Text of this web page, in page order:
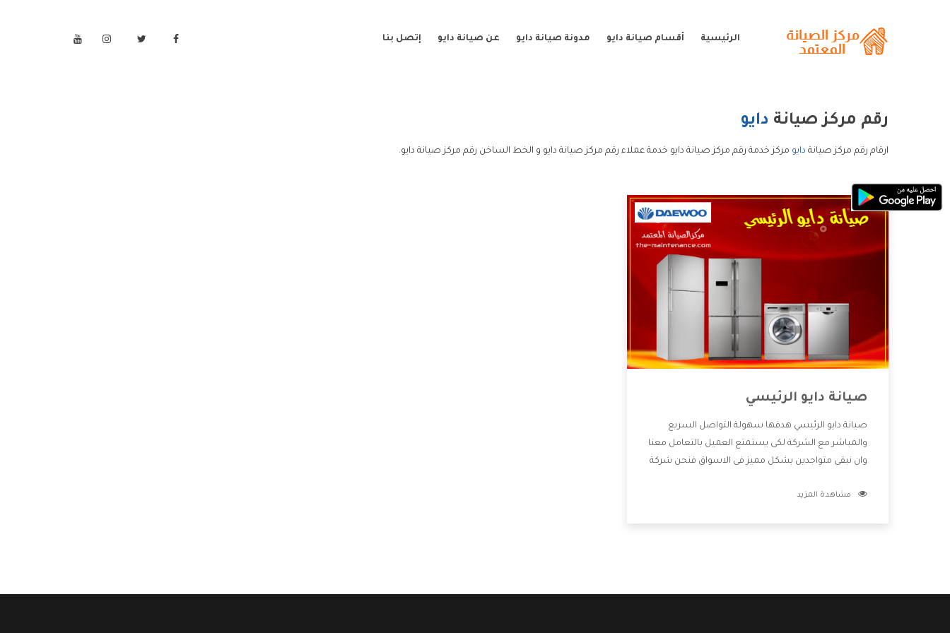
الرئيسية أقسام صيانة دايو مدونة صيانة دايو عن صيانة دايو إتصل بنا
رقم مركز صيانة دايو
ارقام رقم مركز صيانة دايو مركز خدمة رقم مركز صيانة دايو خدمة عملاء رقم مركز صيانة دايو و الخط الساخن رقم مركز صيانة دايو.
صيانة دايو الرئيسي
صيانة دايو الرئيسي هدفها سهولة التواصل السريع
والمباشر مع الشركة لكى يستمتع العميل بالتعامل معنا
وان نبقى متواجدين بشكل مميز فى الاسواق فنحن شركة
بالخدمات التى تنفرد الشركة بها والتى تكون منها خدمة
مشاهدة المزيد